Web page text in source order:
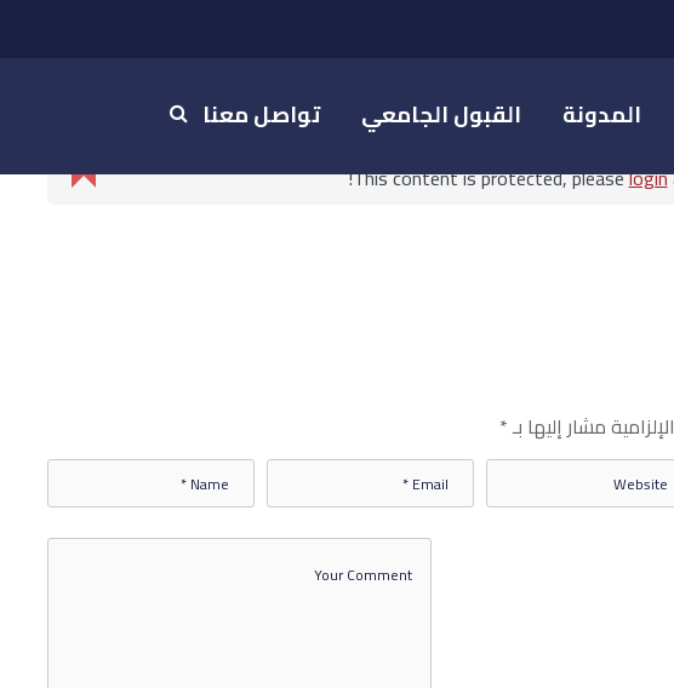
تواصل معنا القبول الجامعي المدونة
This content is protected, pleaselogin
مشار إليها بـ*